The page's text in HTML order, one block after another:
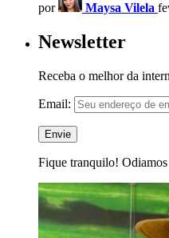
por Maysa Vilela
Newsletter
Receba o melhor da
Email:
Fique tranquilo! Odiamos